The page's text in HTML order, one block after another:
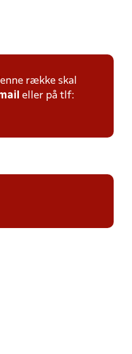
række skal
eller på tlf: